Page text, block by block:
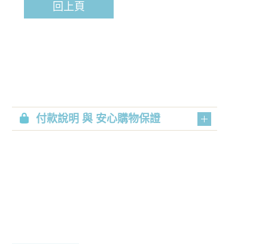
回上頁
付款說明 與 安心購物保證